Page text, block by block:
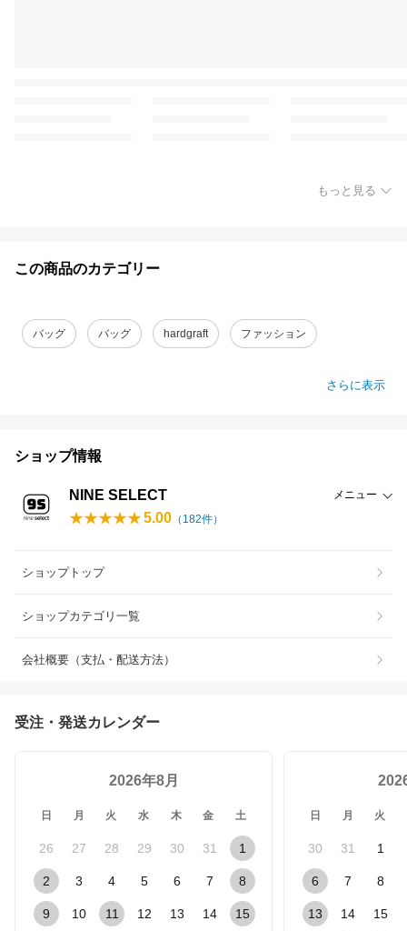
もっと見る
この商品のカテゴリー
バッグ バッグ hardgraft ファッション
さらに表示
ショップ情報
NINE SELECT メニュー
5.00 （ 182件）
ショップトップ
ショップカテゴリ一覧
会社概要（支払・配送方法）
受注・発送カレンダー
2026年8月
日 月 火 水 木 金 土
26 27 28 29 30 31 1
2 3 4 5 6 7 8
9 10 11 12 13 14 15
日 月 火
30 31 1
6 7 8
13 14 15